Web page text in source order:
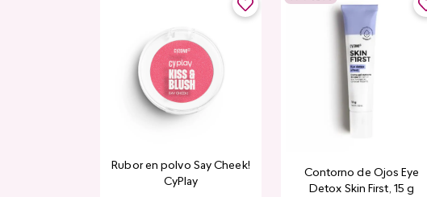
Rubor en polvo Say Cheek!
CyPlay
Contorno de Ojos Eye
Detox Skin First, 15 g